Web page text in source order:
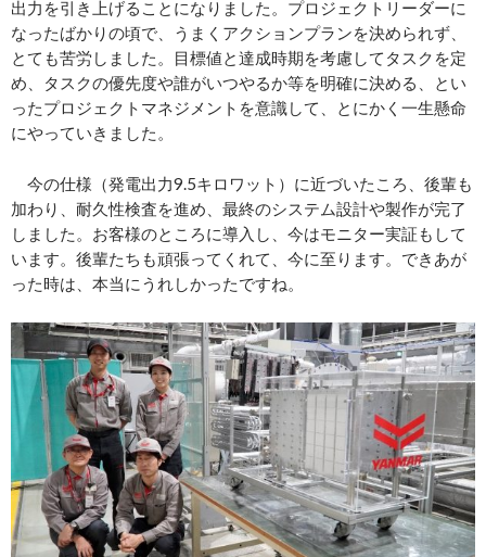
出力を引き上げることになりました。プロジェクトリーダーに
なったばかりの頃で、うまくアクションプランを決められず、
とても苦労しました。目標値と達成時期を考慮してタスクを定
め、タスクの優先度や誰がいつやるか等を明確に決める、とい
ったプロジェクトマネジメントを意識して、とにかく一生懸命
にやっていきました。
今の仕様（発電出力9.5キロワット）に近づいたころ、後輩も
加わり、耐久性検査を進め、最終のシステム設計や製作が完了
しました。お客様のところに導入し、今はモニター実証もして
います。後輩たちも頑張ってくれて、今に至ります。できあが
った時は、本当にうれしかったですね。